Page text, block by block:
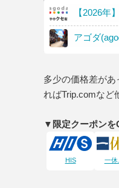
【2026年
アゴダ
多少の価格差が
ればTrip.comなど
▼限定クーポンを
HIS 一休